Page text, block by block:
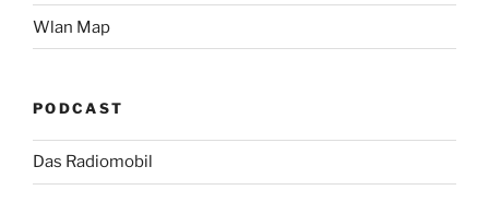
Wlan Map
PODCAST
Das Radiomobil